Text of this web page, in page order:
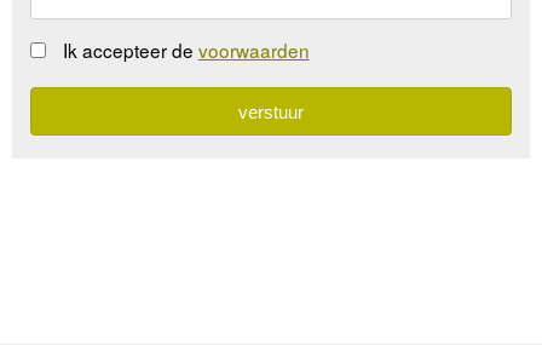
Ik accepteer de voorwaarden